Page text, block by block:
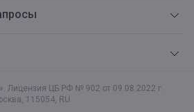
Лицензия ЦБ РФ № 902 от 09.08.2022 г.
, 115054, RU